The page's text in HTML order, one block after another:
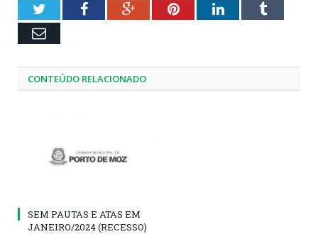
TwitterFacebookGoogle+PinterestLinkedInTumblr
Email
CONTEÚDO RELACIONADO
SEM PAUTAS E ATAS EM
JANEIRO/2024 (RECESSO)